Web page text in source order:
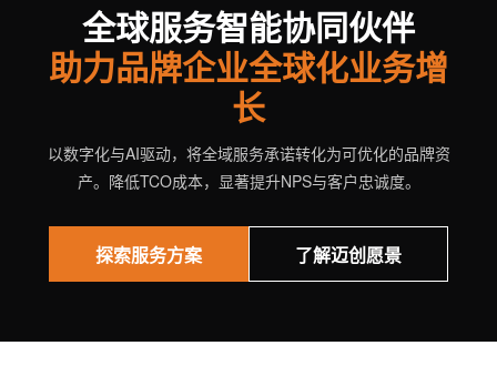
全球服务智能协同伙伴
助力品牌企业全球化业务增
长
以数字化与AI驱动，将全域服务承诺转化为可优化的品牌资
产。降低TCO成本，显著提升NPS与客户忠诚度。
探索服务方案 了解迈创愿景